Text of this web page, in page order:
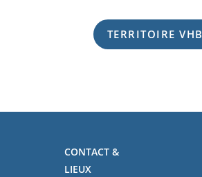
TERRITOIRE VHB
CONTACT &
LIEUX